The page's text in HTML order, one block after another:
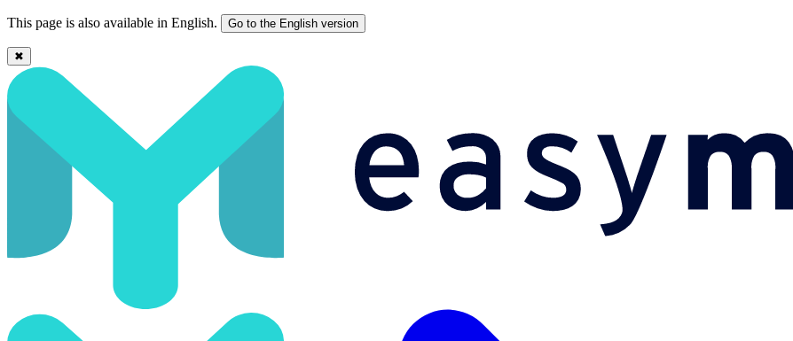
This page is also available in English. Go to the English version
✖
¿Qué es una DMP o Data Management Platform y para qué sirve?